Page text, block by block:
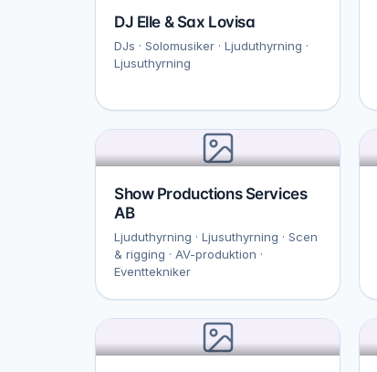
DJ Elle & Sax Lovisa
DJs · Solomusiker · Ljuduthyrning ·
Ljusuthyrning
Show Productions Services
AB
Ljuduthyrning · Ljusuthyrning · Scen
& rigging · AV-produktion ·
Eventtekniker